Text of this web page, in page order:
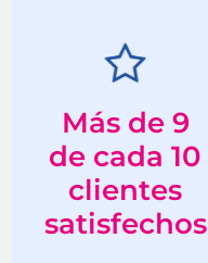
Más de 9
de cada 10
clientes
satisfechos